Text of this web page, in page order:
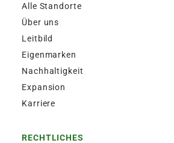
Alle Standorte
Über uns
Leitbild
Eigenmarken
Nachhaltigkeit
Expansion
Karriere
RECHTLICHES